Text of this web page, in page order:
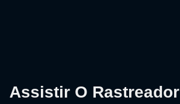
Assistir O Rastreador